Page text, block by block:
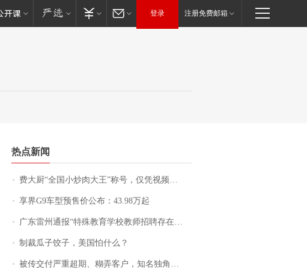
登录 注册免费邮箱
热点新闻
费大厨“全国小炒肉大王”称号，仅凭视频评出？中国烹饪协会回应
享界G9车型预售价公布：43.98万起
广东雷州通报“特殊教育学校教师招聘存在违规行为”：已启动问责程序 副校长被停职
制裁瓜子饺子，美国怕什么？
被传交付严重超期、糊弄客户，知名独角兽车企创始人回应：都没证据，将依法采取措施，“本人长期与美国交管局保持沟通，对方表示肯定”